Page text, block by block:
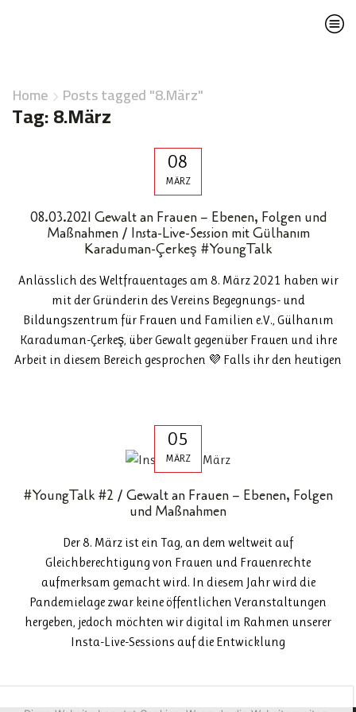
Home Posts tagged "8.März"
Tag: 8.März
08
MÄRZ
08.03.2021 Gewalt an Frauen – Ebenen, Folgen und
Maßnahmen / Insta-Live-Session mit Gülhanım
Karaduman-Çerkeş #YoungTalk
Anlässlich des Weltfrauentages am 8. März 2021 haben wir
mit der Gründerin des Vereins Begegnungs- und
Bildungszentrum für Frauen und Familien e.V., Gülhanım
Karaduman-Çerkeş, über Gewalt gegenüber Frauen und ihre
Arbeit in diesem Bereich gesprochen 💜 Falls ihr den heutigen
05
MÄRZ
#YoungTalk #2 / Gewalt an Frauen – Ebenen, Folgen
und Maßnahmen
Der 8. März ist ein Tag, an dem weltweit auf
Gleichberechtigung von Frauen und Frauenrechte
aufmerksam gemacht wird. In diesem Jahr wird die
Pandemielage zwar keine öffentlichen Veranstaltungen
hergeben, jedoch möchten wir digital im Rahmen unserer
Insta-Live-Sessions auf die Entwicklung